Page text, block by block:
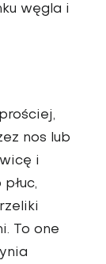
węgla i
nos lub
i
To one